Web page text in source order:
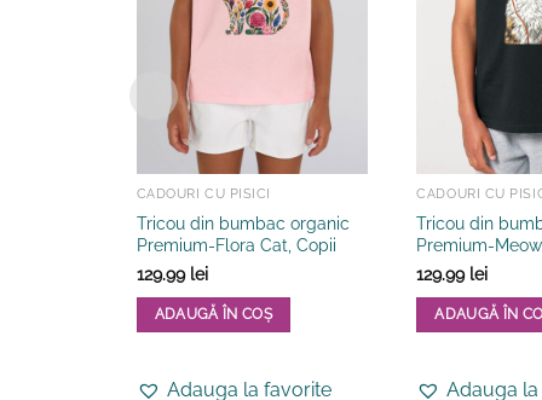
CADOURI CU PISICI
Tricou din bumbac organic
Premium-Flora Cat, Copii
129.99 lei
ADAUGĂ ÎN COȘ
Adauga la favorite
CADOURI CU
Tricou din
Premium-
129.99 lei
ADAUGĂ ÎN
Adauga